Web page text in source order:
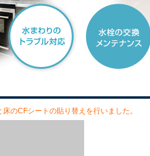
のCFシートの貼り替えを行いました。